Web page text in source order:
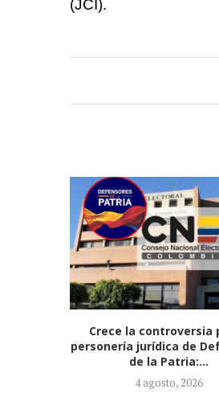
(JCI).
Abelardo de la Espriella
su gabinete
designación de...
3 agosto, 2026